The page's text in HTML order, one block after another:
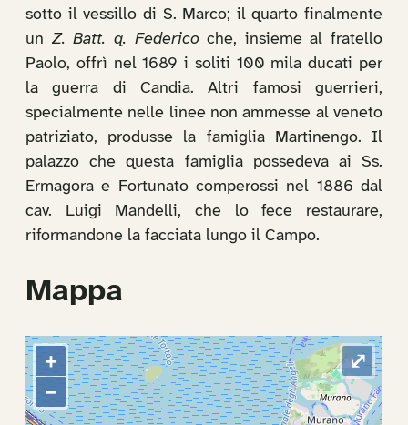
sotto il vessillo di S. Marco; il quarto finalmente
un Z. Batt. q. Federicoche, insieme al fratello
Paolo, offrì nel 1689 i soliti 100 mila ducati per
la guerra di Candia. Altri famosi guerrieri,
specialmente nelle linee non ammesse al veneto
patriziato, produsse la famiglia Martinengo. Il
palazzo che questa famiglia possedeva ai Ss.
Ermagora e Fortunato comperossi nel 1886 dal
cav. Luigi Mandelli, che lo fece restaurare,
riformandone la facciata lungo il Campo.
Mappa